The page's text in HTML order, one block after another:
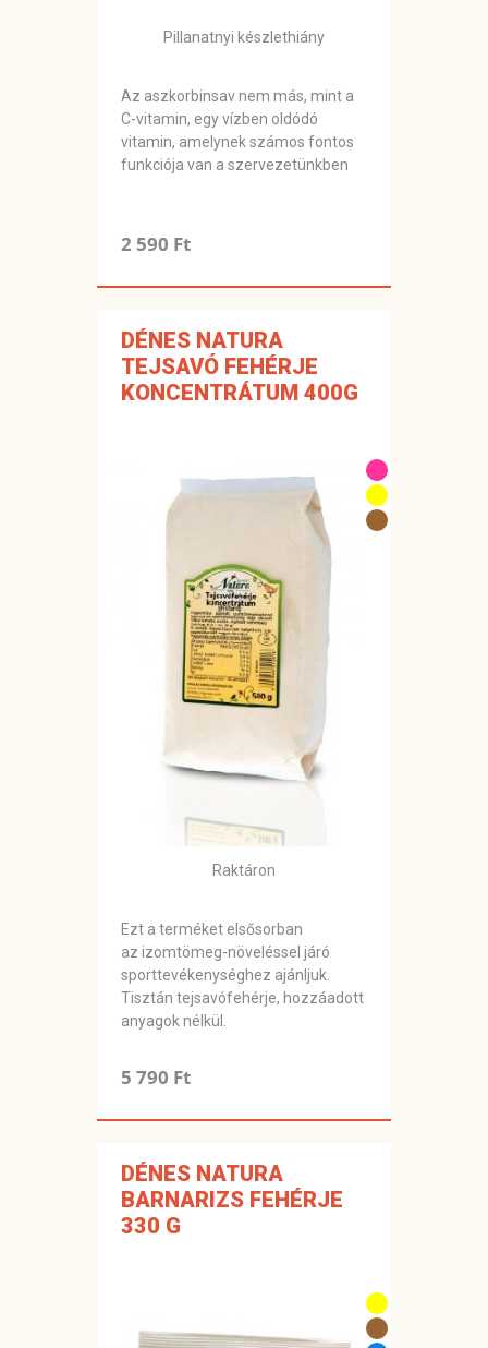
Pillanatnyi készlethiány
Az aszkorbinsav nem más, mint a
C-vitamin, egy vízben oldódó
vitamin, amelynek számos fontos
funkciója van a szervezetünkben
2 590 Ft
DÉNES NATURA
TEJSAVÓ FEHÉRJE
KONCENTRÁTUM 400G
Raktáron
Ezt a terméket elsősorban
az izomtömeg-növeléssel járó
sporttevékenységhez ajánljuk.
Tisztán tejsavófehérje, hozzáadott
anyagok nélkül.
5 790 Ft
DÉNES NATURA
BARNARIZS FEHÉRJE
330 G